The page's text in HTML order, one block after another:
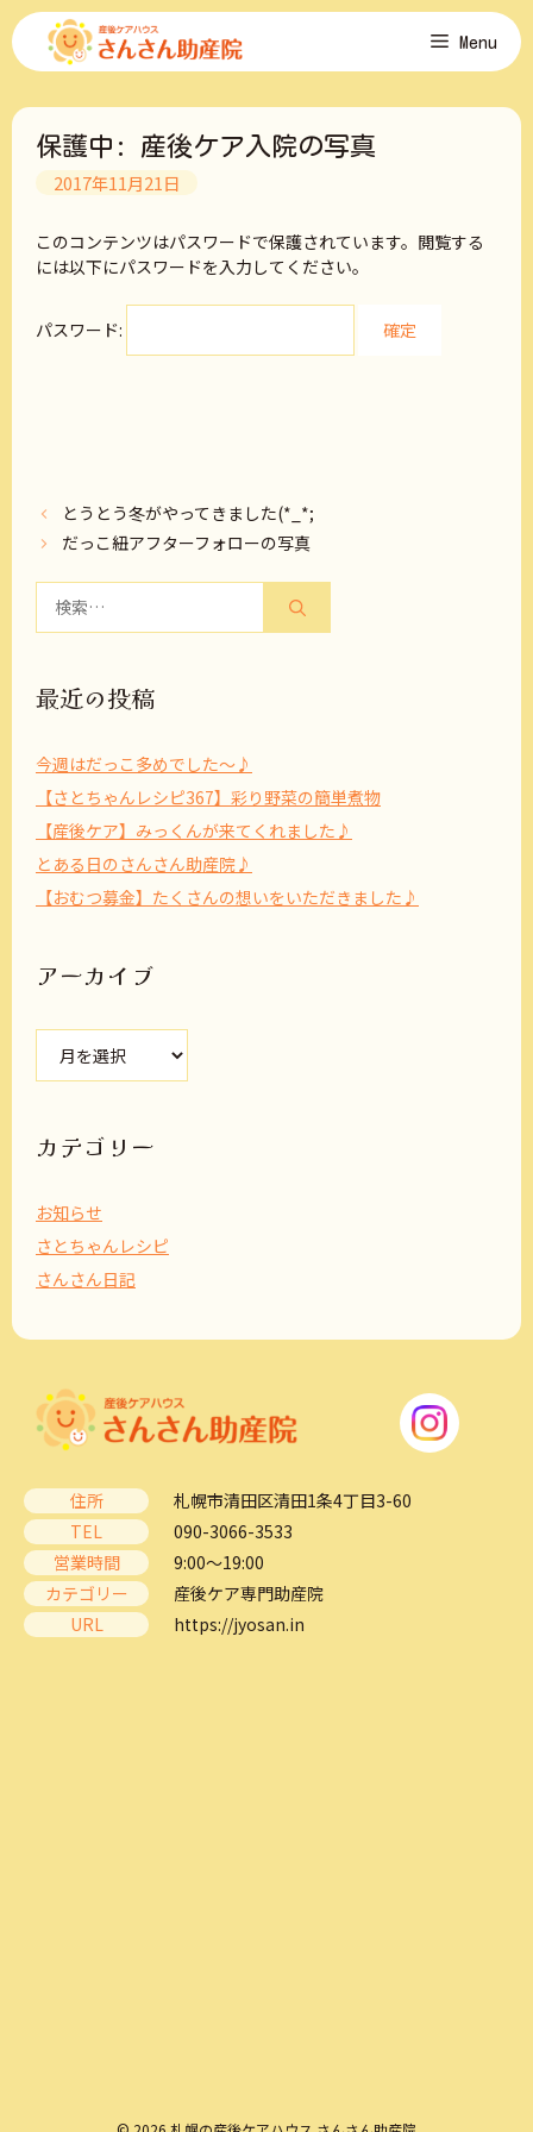
コ
ン
ツ
Menu
保護中: 産後ケア入院の写真
2017年11月21日
このコンテンツはパスワードで保護されています。閲覧する
には以下にパスワードを入力してください。
パスワード:
とうとう冬がやってきました(*_*;
だっこ紐アフターフォローの写真
最近の投稿
今週はだっこ多めでした～♪
【さとちゃんレシピ367】彩り野菜の簡単煮物
【産後ケア】みっくんが来てくれました♪
とある日のさんさん助産院♪
【おむつ募金】たくさんの想いをいただきました♪
アーカイブ
ブ
カテゴリー
お知らせ
さとちゃんレシピ
さんさん日記
住所
札幌市清田区清田1条4丁目3-60
TEL
090-3066-3533
営業時間
9:00～19:00
カテゴリー
産後ケア専門助産院
URL
https://jyosan.in